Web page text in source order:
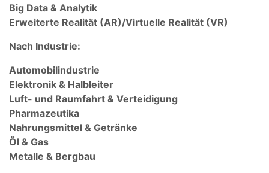
Big Data & Analytik
Erweiterte Realität (AR)/Virtuelle Realität (VR)
Nach Industrie:
Automobilindustrie
Elektronik & Halbleiter
Luft- und Raumfahrt & Verteidigung
Pharmazeutika
Nahrungsmittel & Getränke
Öl & Gas
Metalle & Bergbau